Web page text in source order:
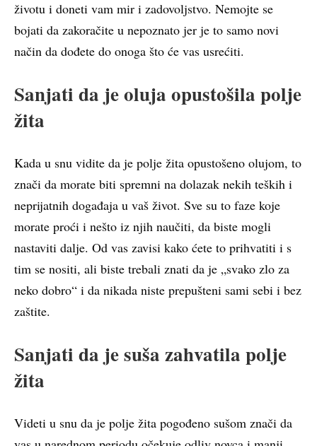
životu i doneti vam mir i zadovoljstvo. Nemojte se
bojati da zakoračite u nepoznato jer je to samo novi
način da dođete do onoga što će vas usrećiti.
Sanjati da je oluja opustošila polje
žita
Kada u snu vidite da je polje žita opustošeno olujom, to
znači da morate biti spremni na dolazak nekih teških i
neprijatnih događaja u vaš život. Sve su to faze koje
morate proći i nešto iz njih naučiti, da biste mogli
nastaviti dalje. Od vas zavisi kako ćete to prihvatiti i s
tim se nositi, ali biste trebali znati da je „svako zlo za
neko dobro“ i da nikada niste prepušteni sami sebi i bez
zaštite.
Sanjati da je suša zahvatila polje
žita
Videti u snu da je polje žita pogođeno sušom znači da